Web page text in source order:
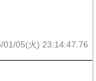
01/05(火) 23:14:47.76